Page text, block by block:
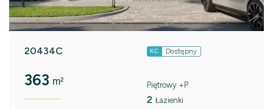
20434C KC Dostępny
363 m² Piętrowy +P
2 Łazienki